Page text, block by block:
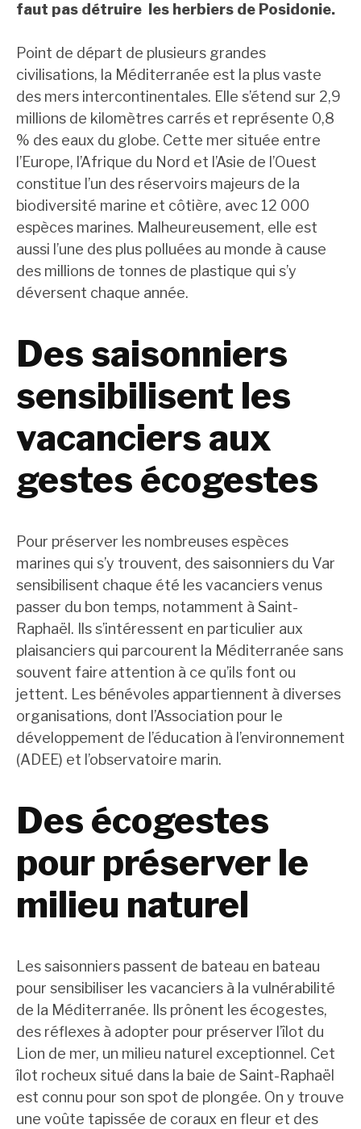
faut pas détruire les herbiers de Posidonie.
Point de départ de plusieurs grandes
civilisations, la Méditerranée est la plus vaste
des mers intercontinentales. Elle s’étend sur 2,9
millions de kilomètres carrés et représente 0,8
% des eaux du globe. Cette mer située entre
l’Europe, l’Afrique du Nord et l’Asie de l’Ouest
constitue l’un des réservoirs majeurs de la
biodiversité marine et côtière, avec 12 000
espèces marines. Malheureusement, elle est
aussi l’une des plus polluées au monde à cause
des millions de tonnes de plastique qui s’y
déversent chaque année.
Des saisonniers
sensibilisent les
vacanciers aux
gestes écogestes
Pour préserver les nombreuses espèces
marines qui s’y trouvent, des saisonniers du Var
sensibilisent chaque été les vacanciers venus
passer du bon temps, notamment à Saint-
Raphaël. Ils s’intéressent en particulier aux
plaisanciers qui parcourent la Méditerranée sans
souvent faire attention à ce qu’ils font ou
jettent. Les bénévoles appartiennent à diverses
organisations, dont l’Association pour le
développement de l’éducation à l’environnement
(ADEE) et l’observatoire marin.
Des écogestes
pour préserver le
milieu naturel
Les saisonniers passent de bateau en bateau
pour sensibiliser les vacanciers à la vulnérabilité
de la Méditerranée. Ils prônent les écogestes,
des réflexes à adopter pour préserver l’îlot du
Lion de mer, un milieu naturel exceptionnel. Cet
îlot rocheux situé dans la baie de Saint-Raphaël
est connu pour son spot de plongée. On y trouve
une voûte tapissée de coraux en fleur et des